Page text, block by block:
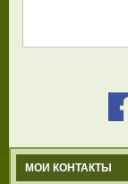
МОИ КОНТАКТЫ